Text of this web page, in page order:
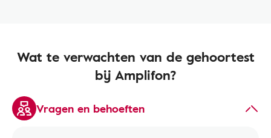
Wat te verwachten van de gehoortest
bij Amplifon?
Vragen en behoeften